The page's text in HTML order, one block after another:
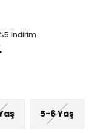
indirim
5-6 Yaş